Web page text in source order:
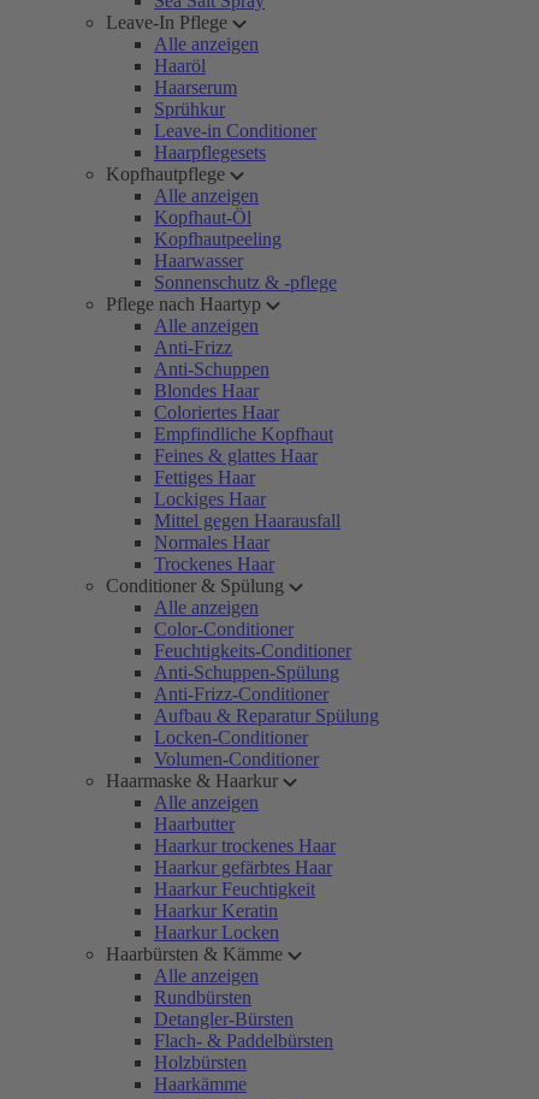
Leave-In Pflege
Alle anzeigen
Haaröl
Haarserum
Sprühkur
Leave-in Conditioner
Haarpflegesets
Kopfhautpflege
Alle anzeigen
Kopfhaut-Öl
Kopfhautpeeling
Haarwasser
Sonnenschutz & -pflege
Pflege nach Haartyp
Alle anzeigen
Anti-Frizz
Anti-Schuppen
Blondes Haar
Coloriertes Haar
Empfindliche Kopfhaut
Feines & glattes Haar
Fettiges Haar
Lockiges Haar
Mittel gegen Haarausfall
Normales Haar
Trockenes Haar
Conditioner & Spülung
Alle anzeigen
Color-Conditioner
Feuchtigkeits-Conditioner
Anti-Schuppen-Spülung
Anti-Frizz-Conditioner
Aufbau & Reparatur Spülung
Locken-Conditioner
Volumen-Conditioner
Haarmaske & Haarkur
Alle anzeigen
Haarbutter
Haarkur trockenes Haar
Haarkur gefärbtes Haar
Haarkur Feuchtigkeit
Haarkur Keratin
Haarkur Locken
Haarbürsten & Kämme
Alle anzeigen
Rundbürsten
Detangler-Bürsten
Flach- & Paddelbürsten
Holzbürsten
Haarkämme